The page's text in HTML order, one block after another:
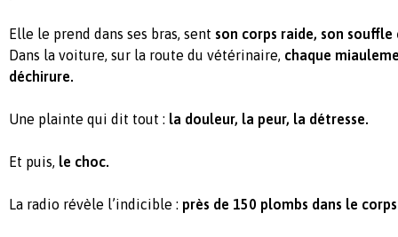
Elle le prend dans ses bras, sent son corps raide, son
Dans la voiture, sur la route du vétérinaire, chaque
déchirure.
Une plainte qui dit tout : la douleur, la peur, la détresse.
Et puis, le choc.
La radio révèle l’indicible : près de 150 plombs dans le